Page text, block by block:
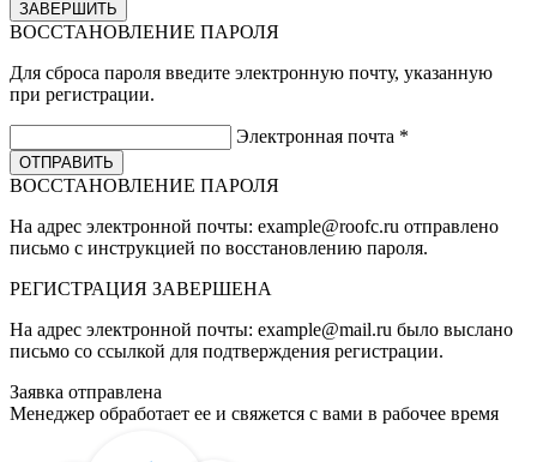
ВОССТАНОВЛЕНИЕ ПАРОЛЯ
Для сброса пароля введите электронную почту, указанную
при регистрации.
Электронная почта *
ВОССТАНОВЛЕНИЕ ПАРОЛЯ
На адрес электронной почты: example@roofc.ru отправлено
письмо с инструкцией по восстановлению пароля.
РЕГИСТРАЦИЯ ЗАВЕРШЕНА
На адрес электронной почты: example@mail.ru было выслано
письмо со ссылкой для подтверждения регистрации.
Заявка отправлена
Менеджер обработает ее и свяжется с вами в рабочее время